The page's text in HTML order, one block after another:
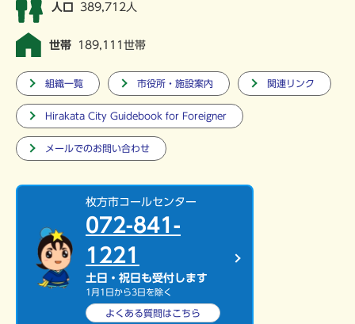
人口 389,712人
世帯 189,111世帯
組織一覧 市役所・施設案内 関連リンク
Hirakata City Guidebook for Foreigner
メールでのお問い合わせ
枚方市コールセンター
072-841-
1221
土日・祝日も受付します
1月1日から3日を除く
よくある質問はこちら